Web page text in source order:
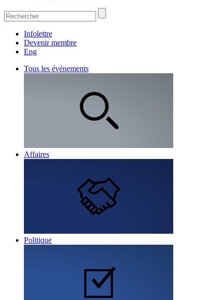
Infolettre
Devenir membre
Eng
Tous les événements
Affaires
Politique